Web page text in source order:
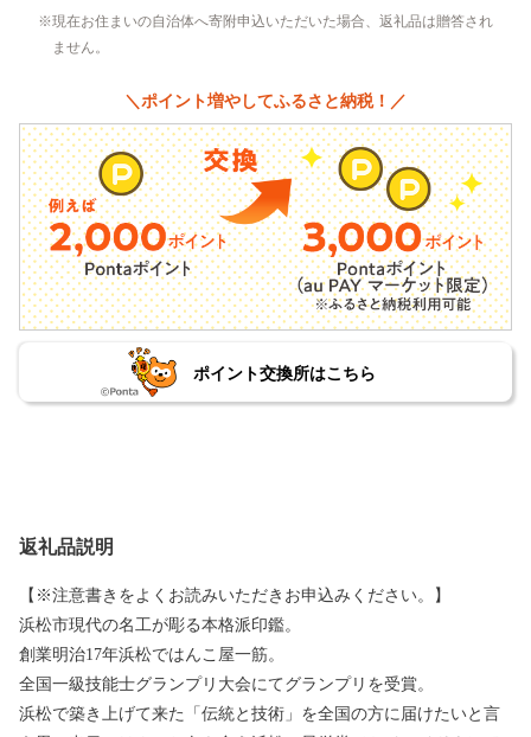
現在お住まいの自治体へ寄附申込いただいた場合、返礼品は贈答され
ません。
＼ポイント増やしてふるさと納税！／
ポイント交換所はこちら
返礼品説明
【※注意書きをよくお読みいただきお申込みください。】
浜松市現代の名工が彫る本格派印鑑。
創業明治17年浜松ではんこ屋一筋。
全国一級技能士グランプリ大会にてグランプリを受賞。
浜松で築き上げて来た「伝統と技術」を全国の方に届けたいと言